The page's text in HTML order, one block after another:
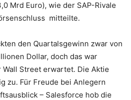
Mrd Euro), wie der SAP-Rivale
mitteilte.
den Quartalsgewinn zwar von
Dollar, doch das war
Street erwartet. Die Aktie
zu. Für Freude bei Anlegern
– Salesforce hob die